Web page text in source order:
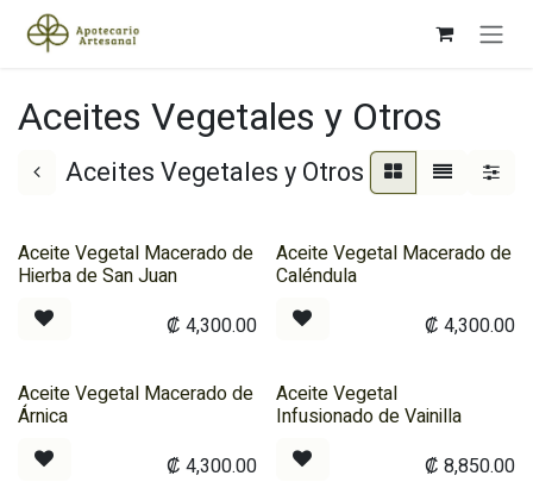
Ir al contenido
Aceites Vegetales y Otros
Aceites Vegetales y Otros
Aceite Vegetal Macerado de
Hierba de San Juan
₡ 4,300.00
Aceite Vegetal Macerado de
Caléndula
₡ 4,300.00
Aceite Vegetal Macerado de
Árnica
₡ 4,300.00
Aceite Vegetal
Infusionado de Vainilla
₡ 8,850.00